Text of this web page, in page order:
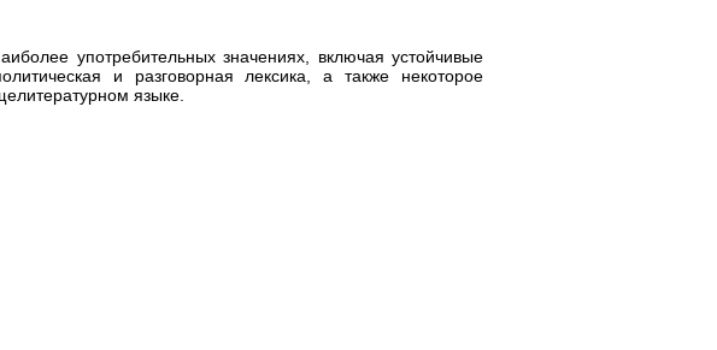
употребительных значениях, включая устойчивые
и разговорная лексика, а также некоторое
языке.